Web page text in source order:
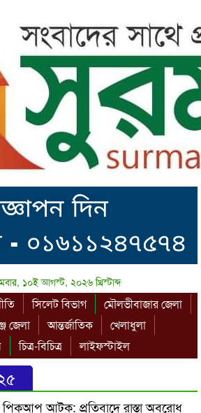
১০ই আগস্ট, ২০২৬ খ্রিস্টাব্দ
সিলেট বিভাগ
মৌলভীবাজার জেলা
জেলা আন্তর্জাতিক
খেলাধুলা
চিত্র-বিচিত্র লাইফস্টাইল
আটক: প্রতিবাদে রাস্তা অবরোধ